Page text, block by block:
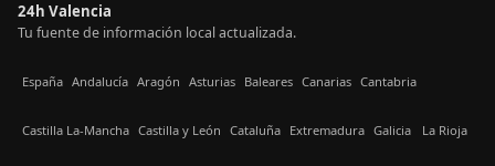
24h Valencia
Tu fuente de información local actualizada.
España Andalucía Aragón Asturias Baleares Canarias Cantabria
Castilla La-Mancha Castilla y León Cataluña Extremadura Galicia La Rioja